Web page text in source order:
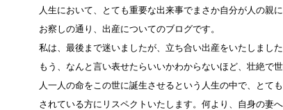
人生において、とても重要な出来事でまさか自分が人の親
お察しの通り、出産についてのブログです。
私は、最後まで迷いましたが、立ち合い出産をいたしました
もう、なんと言い表せたらいいかわからないほど、壮絶で
人一人の命をこの世に誕生させるという人生の中で、とて
されている方にリスペクトいたします。何より、自身の妻